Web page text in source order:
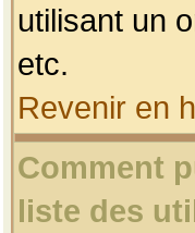
utilisant un
etc.
Revenir en
Comment
liste des